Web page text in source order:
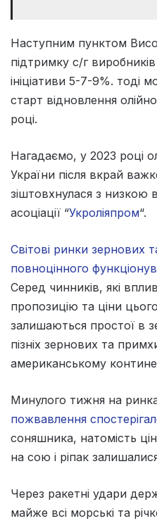
Наступним пунктом
підтримку с/г
ініціативи 5-7-9%. тоді
старт відновлення
році.
Нагадаємо, у 2023 році
України після вкрай
зіштовхнулася з низкою
асоціації “Укроліяпром“.
Світові ринки зернових
повноцінного
Серед чинників, які
пропозицію та ціни
залишаються простої в
пізніх зернових та
американському
Минулого тижня на
пожвавлення
соняшника, натомість
на сою і ріпак
Через ракетні удари
майже всі морські та